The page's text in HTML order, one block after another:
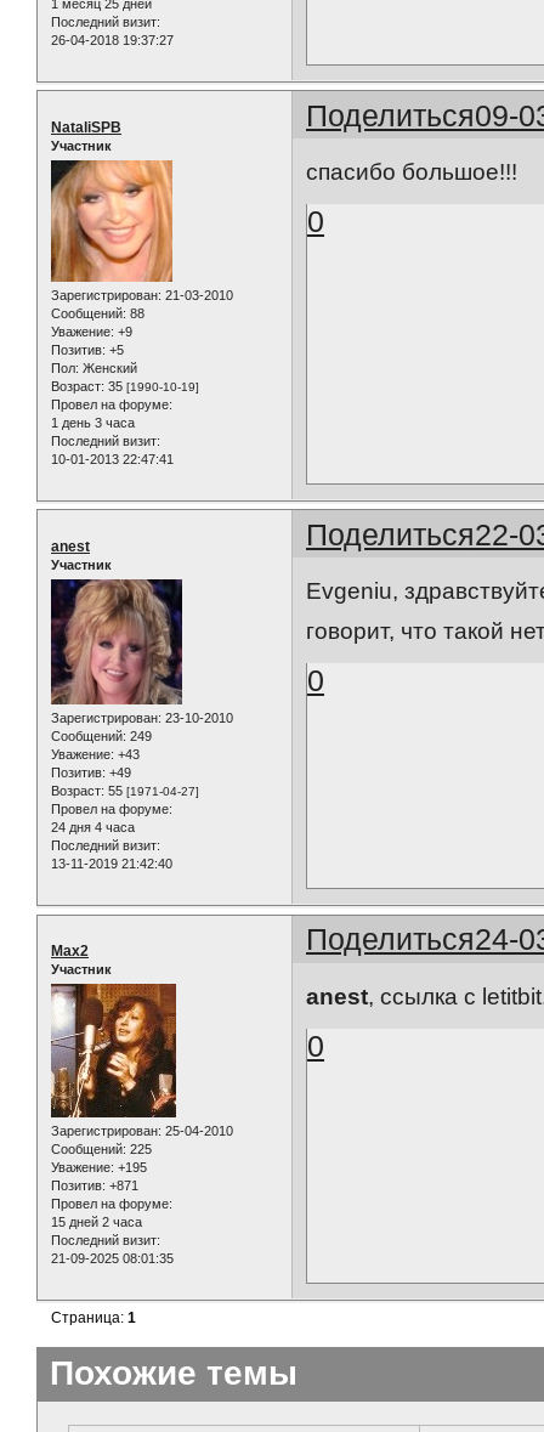
1 месяц 25 дней
Последний визит:
26-04-2018 19:37:27
Поделиться09-
NataliSPB
Участник
Зарегистрирован: 21-03-2010
Сообщений: 88
Уважение: +9
Позитив: +5
Пол: Женский
Возраст: 35 [1990-10-19]
Провел на форуме:
1 день 3 часа
Последний визит:
10-01-2013 22:47:41
спасибо большое!!!
0
Поделиться22-
anest
Участник
Зарегистрирован: 23-10-2010
Сообщений: 249
Уважение: +43
Позитив: +49
Возраст: 55 [1971-04-27]
Провел на форуме:
24 дня 4 часа
Последний визит:
13-11-2019 21:42:40
Evgeniu,
говорит, что такой
0
Поделиться24-
Max2
Участник
Зарегистрирован: 25-04-2010
Сообщений: 225
Уважение: +195
Позитив: +871
Провел на форуме:
15 дней 2 часа
Последний визит:
21-09-2025 08:01:35
anest, ссылка с
0
Страница:1
Похожие темы